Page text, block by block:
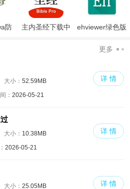
防
主内圣经下载中
ehviewer绿色版
更多
大小： 52.59MB
： 2026-05-21
详 情
大小： 10.38MB
2026-05-21
详 情
大小： 25.05MB 详 情